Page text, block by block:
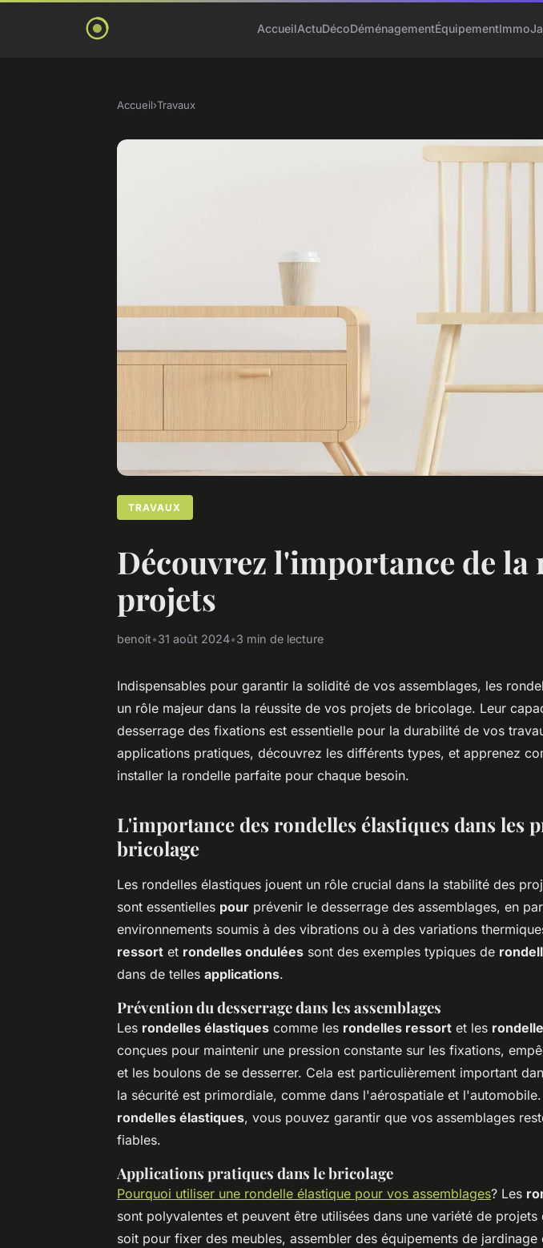
AccueilActuDécoDéménagementÉquipementImmo
Accueil›Travaux
TRAVAUX
Découvrez l'importance de
projets
benoit•31 août 2024•3 min de lecture
Indispensables pour garantir la solidité de vos assemblages, les
un rôle majeur dans la réussite de vos projets de bricolage. Leur
desserrage des fixations est essentielle pour la durabilité de vos
applications pratiques, découvrez les différents types, et apprenez
installer la rondelle parfaite pour chaque besoin.
L'importance des rondelles élastiques dans les
bricolage
Les rondelles élastiques jouent un rôle crucial dans la stabilité des
sont essentielles pour prévenir le desserrage des assemblages, en
environnements soumis à des vibrations ou à des variations
ressort et rondelles ondulées sont des exemples typiques de
dans de telles applications.
Prévention du desserrage dans les assemblages
Les rondelles élastiques comme les rondelles ressort et les
conçues pour maintenir une pression constante sur les fixations,
et les boulons de se desserrer. Cela est particulièrement important
la sécurité est primordiale, comme dans l'aérospatiale et
rondelles élastiques, vous pouvez garantir que vos assemblages
fiables.
Applications pratiques dans le bricolage
Pourquoi utiliser une rondelle élastique pour vos assemblages? Les
sont polyvalentes et peuvent être utilisées dans une variété de
soit pour fixer des meubles, assembler des équipements de jardinage